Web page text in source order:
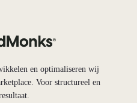
en optimaliseren wij
Voor structureel en